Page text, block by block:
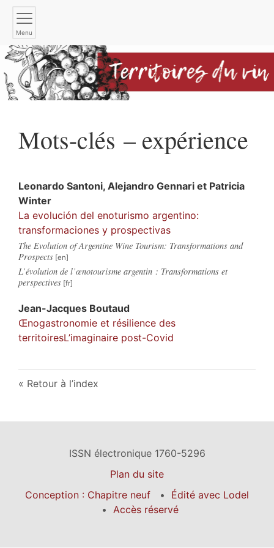
Menu
Mots-clés – expérience
Leonardo Santoni, Alejandro Gennari et Patricia
Winter
La evolución del enoturismo argentino:
transformaciones y prospectivas
The Evolution of Argentine Wine Tourism: Transformations and
Prospects
L’évolution de l’œnotourisme argentin : Transformations et
perspectives
Jean-Jacques Boutaud
Œnogastronomie et résilience des
territoiresL’imaginaire post-Covid
Retour à l’index
ISSN électronique 1760-5296
Plan du site
Conception : Chapitre neuf
Édité avec Lodel
Accès réservé